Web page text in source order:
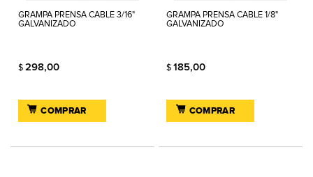
GRAMPA PRENSA CABLE 3/16"
GALVANIZADO
$ 298,00
COMPRAR
GRAMPA PRENSA CABLE 1/8"
GALVANIZADO
$185,00
COMPRAR